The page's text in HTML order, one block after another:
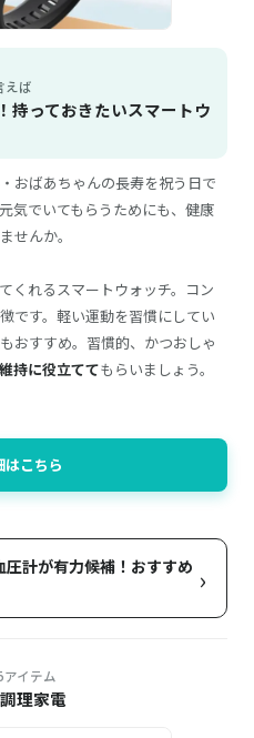
えば
持っておきたいスマートウ
おばあちゃんの長寿を祝う日で
気でいてもらうためにも、健康
せんか。
くれるスマートウォッチ。コン
です。軽い運動を習慣にしてい
おすすめ。習慣的、かつおしゃ
持に役立ててもらいましょう。
こちら
計が有力候補！おすすめ ›
イテム
理家電